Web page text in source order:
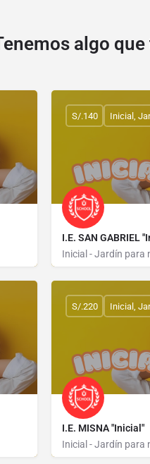
algo
I.E. SAN GABRIEL
Inicial - Jardín para
S/.140 Inicial,
I.E. MISNA "Inicial"
Inicial - Jardín para
S/.220 Inicial,